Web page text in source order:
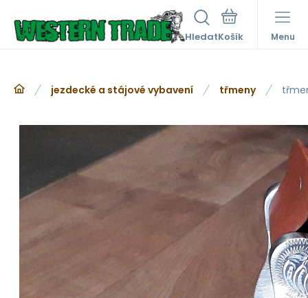
Hledat Menu
jezdecké a stájové vybavení třmeny